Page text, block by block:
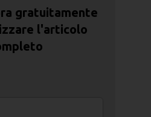
gratuitamente
l'articolo